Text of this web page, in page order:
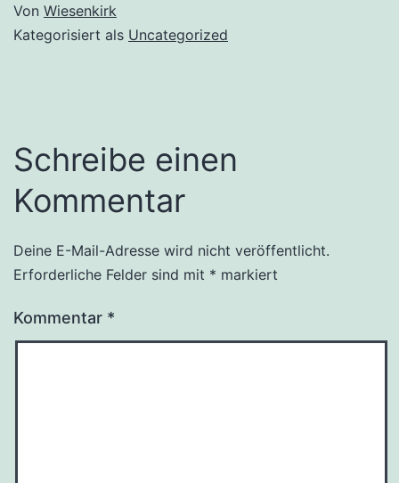
Von Wiesenkirk
Kategorisiert als Uncategorized
Schreibe einen
Kommentar
Deine E-Mail-Adresse wird nicht veröffentlicht.
Erforderliche Felder sind mit * markiert
Kommentar *